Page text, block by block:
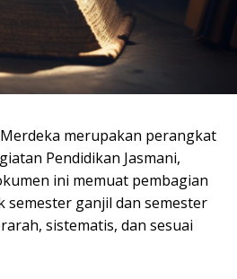
Merdeka merupakan perangkat
Pendidikan Jasmani,
ini memuat pembagian
ganjil dan semester
sistematis, dan sesuai